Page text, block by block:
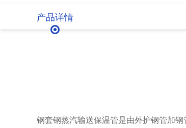
产品详情
钢套钢蒸汽输送保温管是由外护钢管加